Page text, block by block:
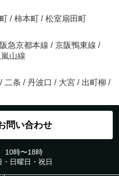
/ 柿本町 / 松室扇田町
阪急京都本線 / 京阪鴨東線 /
山線
/ 二条 / 丹波口 / 大宮 / 出町柳 /
問い合わせ
10時〜18時
・日曜日・祝日